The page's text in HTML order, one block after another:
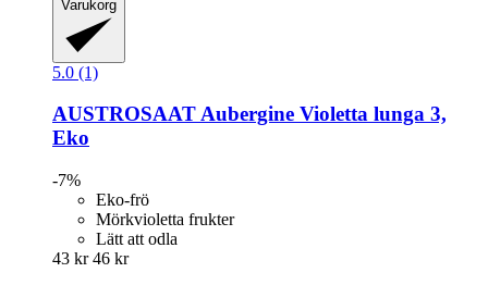
Varukorg
5.0 (1)
AUSTROSAATAubergine Violetta lunga 3,
Eko
-7%
Eko-frö
Mörkvioletta frukter
Lätt att odla
43 kr 46 kr